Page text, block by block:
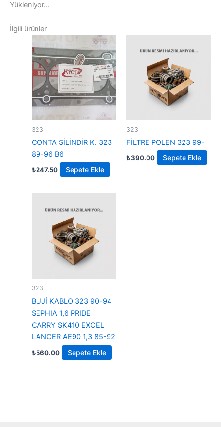
Yükleniyor...
İlgili ürünler
323
CONTA SİLİNDİR K. 323
89-96 B6
₺247.50 Sepete Ekle
323
FİLTRE POLEN 323 99-
₺390.00 Sepete Ekle
323
BUJİ KABLO 323 90-94
SEPHIA 1,6 PRIDE
CARRY SK410 EXCEL
LANCER AE90 1,3 85-92
₺560.00 Sepete Ekle